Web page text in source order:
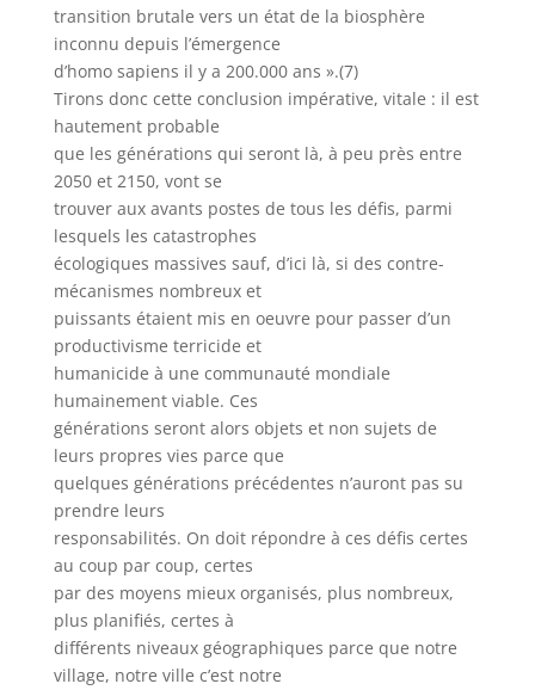
transition brutale vers un état de la biosphère
inconnu depuis l’émergence
d’homo sapiens il y a 200.000 ans ».(7)
Tirons donc cette conclusion impérative, vitale : il est
hautement probable
que les générations qui seront là, à peu près entre
2050 et 2150, vont se
trouver aux avants postes de tous les défis, parmi
lesquels les catastrophes
écologiques massives sauf, d’ici là, si des contre-
mécanismes nombreux et
puissants étaient mis en oeuvre pour passer d’un
productivisme terricide et
humanicide à une communauté mondiale
humainement viable. Ces
générations seront alors objets et non sujets de
leurs propres vies parce que
quelques générations précédentes n’auront pas su
prendre leurs
responsabilités. On doit répondre à ces défis certes
au coup par coup, certes
par des moyens mieux organisés, plus nombreux,
plus planifiés, certes à
différents niveaux géographiques parce que notre
village, notre ville c’est notre